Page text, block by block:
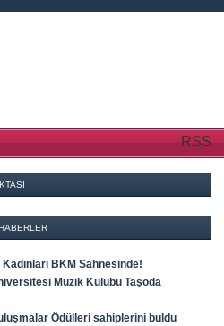
RSS
BKM Sahnesinde!
Müzik Kulübü Taşoda
Ödülleri sahiplerini buldu